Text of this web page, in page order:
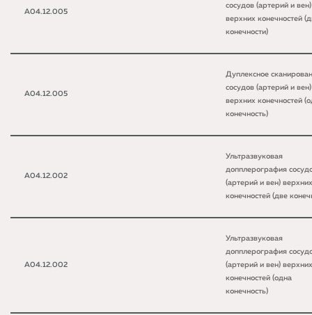
A04.12.005
сосудов (артерий и вен)
верхних конечностей
конечности)
A04.12.005
Дуплексное
сосудов (артерий и вен)
верхних конечностей
конечность)
A04.12.002
Ультразвуковая
допплерография
(артерий и вен) верхних
конечностей (две
A04.12.002
Ультразвуковая
допплерография
(артерий и вен) верхних
конечностей (одна
конечность)